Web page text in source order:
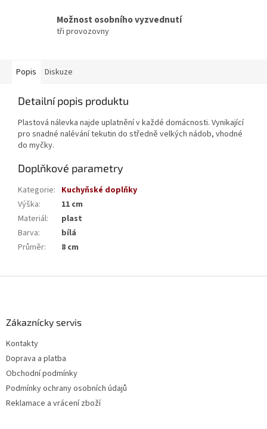
Možnost osobního vyzvednutí
tři provozovny
Popis Diskuze
Detailní popis produktu
Plastová nálevka najde uplatnění v každé domácnosti. Vynikající
pro snadné nalévání tekutin do středně velkých nádob, vhodné
do myčky.
Doplňkové parametry
Kategorie: Kuchyňské doplňky
Výška:
11 cm
Materiál:
plast
Barva:
bílá
Průměr: 8 cm
Zákaznícky servis
Kontakty
Doprava a platba
Obchodní podmínky
Podmínky ochrany osobních údajů
Reklamace a vrácení zboží